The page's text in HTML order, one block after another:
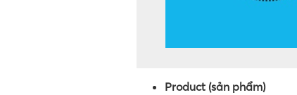
Product (sản phẩm)